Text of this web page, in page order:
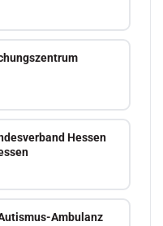
Hessen
Ambulanz